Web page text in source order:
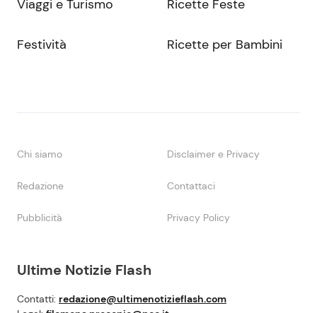
Ultime Notizie Flash
Contatti: redazione@ultimenotizieflash.com
Viaggi e Turismo
Festività
Ricette Feste
Ricette per Bambini
Chi siamo Disclaimer e Privacy
Redazione Contattaci
Pubblicità Privacy Policy